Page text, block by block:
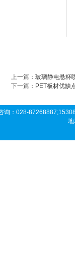
上一篇 ： 玻璃静电悬杯
下一篇 ： PET板材优缺
询：028-